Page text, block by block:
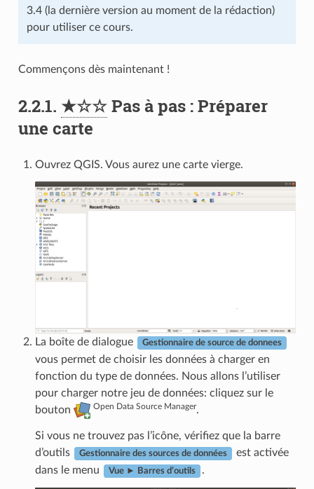
3.4 (la dernière version au moment de la rédaction)
pour utiliser ce cours.
Commençons dès maintenant !
2.2.1. ★☆☆Pas à pas : Préparer
une carte
Ouvrez QGIS. Vous aurez une carte vierge.
La boîte de dialogue Gestionnaire de source de donnees
vous permet de choisir les données à charger en
fonction du type de données. Nous allons l’utiliser
pour charger notre jeu de données: cliquez sur le
bouton
Open Data Source Manager.
Si vous ne trouvez pas l’icône, vérifiez que la barre
d’outils
Gestionnaire des sources de données
est activée
dans le menu
Vue ► Barres d’outils .